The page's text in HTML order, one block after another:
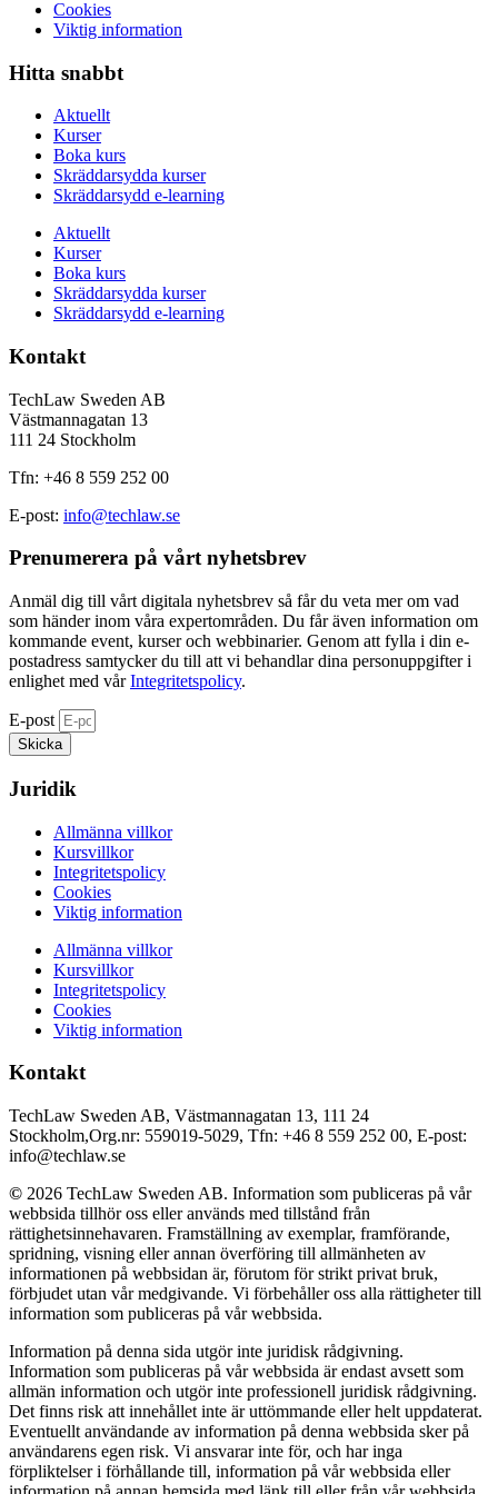
Cookies
Viktig information
Hitta snabbt
Aktuellt
Kurser
Boka kurs
Skräddarsydda kurser
Skräddarsydd e-learning
Aktuellt
Kurser
Boka kurs
Skräddarsydda kurser
Skräddarsydd e-learning
Kontakt
TechLaw Sweden AB
Västmannagatan 13
111 24 Stockholm
Tfn: +46 8 559 252 00
E-post: info@techlaw.se
Prenumerera på vårt nyhetsbrev​
Anmäl dig till vårt digitala nyhetsbrev så får du veta mer om vad
som händer inom våra expertområden. Du får även information om
kommande event, kurser och webbinarier. Genom att fylla i din e-
postadress samtycker du till att vi behandlar dina personuppgifter i
enlighet med vårIntegritetspolicy.
E-post
Skicka
Juridik
Allmänna villkor
Kursvillkor
Integritetspolicy
Cookies
Viktig information
Allmänna villkor
Kursvillkor
Integritetspolicy
Cookies
Viktig information
Kontakt
TechLaw Sweden AB, Västmannagatan 13, 111 24
Stockholm,Org.nr: 559019-5029, Tfn: +46 8 559 252 00, E-post:
info@techlaw.se
© 2026 TechLaw Sweden AB. Information som publiceras på vår
webbsida tillhör oss eller används med tillstånd från
rättighetsinnehavaren. Framställning av exemplar, framförande,
spridning, visning eller annan överföring till allmänheten av
informationen på webbsidan är, förutom för strikt privat bruk,
förbjudet utan vår medgivande. Vi förbehåller oss alla rättigheter till
information som publiceras på vår webbsida.
Information på denna sida utgör inte juridisk rådgivning.
Information som publiceras på vår webbsida är endast avsett som
allmän information och utgör inte professionell juridisk rådgivning.
Det finns risk att innehållet inte är uttömmande eller helt uppdaterat.
Eventuellt användande av information på denna webbsida sker på
användarens egen risk. Vi ansvarar inte för, och har inga
förpliktelser i förhållande till, information på vår webbsida eller